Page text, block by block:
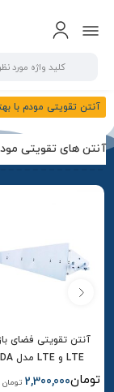
آنتن تقویتی مودم با
آنتن های تقویتی
LTE و LTE مدل KLPDA
2,300,000 تومان تومان